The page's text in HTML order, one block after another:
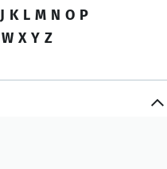
J K L M N O P
W X Y Z